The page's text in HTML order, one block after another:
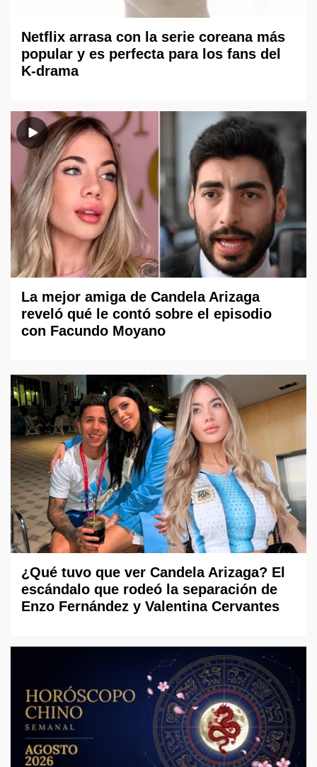
Netflix arrasa con la serie coreana más
popular y es perfecta para los fans del
K-drama
La mejor amiga de Candela Arizaga
reveló qué le contó sobre el episodio
con Facundo Moyano
¿Qué tuvo que ver Candela Arizaga? El
escándalo que rodeó la separación de
Enzo Fernández y Valentina Cervantes